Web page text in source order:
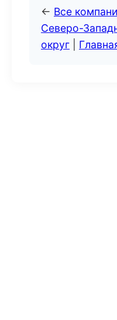
← Все
Северо-
округ